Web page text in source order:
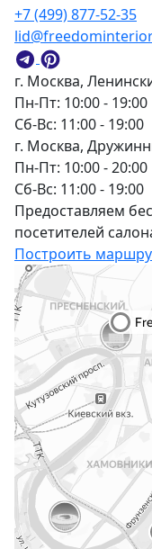
г. Москва,
Пн-Пт: 10:00 - 19:00
Сб-Вс: 11:00 - 19:00
г. Москва,
Пн-Пт: 10:00 - 20:00
Сб-Вс: 11:00 - 19:00
Предоставляем
посетителей
Построить
+7 (499) 877-52-35